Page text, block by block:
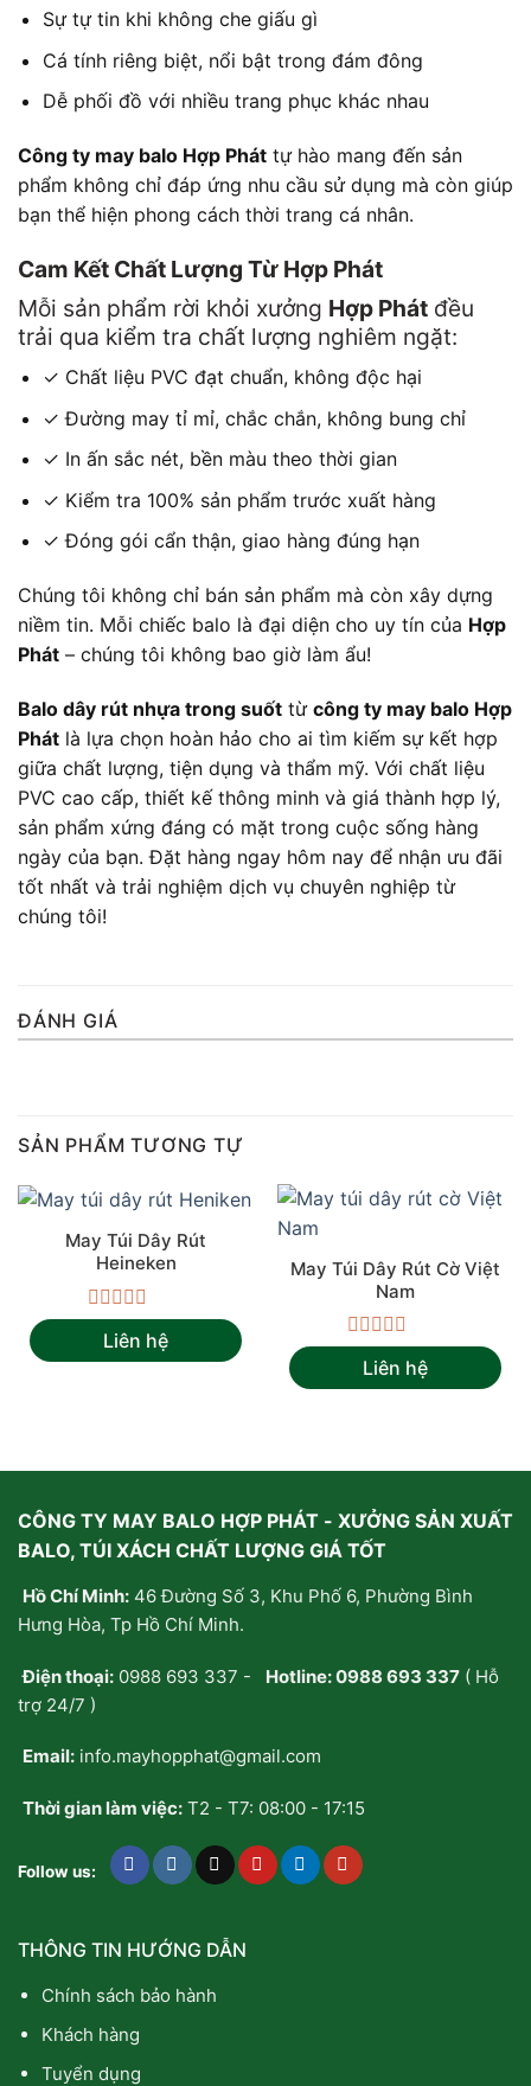
Sự tự tin khi không che giấu gì
Cá tính riêng biệt, nổi bật trong đám đông
Dễ phối đồ với nhiều trang phục khác nhau
Công ty may balo Hợp Phát tự hào mang đến sản
phẩm không chỉ đáp ứng nhu cầu sử dụng mà còn giúp
bạn thể hiện phong cách thời trang cá nhân.
Cam Kết Chất Lượng Từ Hợp Phát
Mỗi sản phẩm rời khỏi xưởng Hợp Phát đều
trải qua kiểm tra chất lượng nghiêm ngặt:
✓ Chất liệu PVC đạt chuẩn, không độc hại
✓ Đường may tỉ mỉ, chắc chắn, không bung chỉ
✓ In ấn sắc nét, bền màu theo thời gian
✓ Kiểm tra 100% sản phẩm trước xuất hàng
✓ Đóng gói cẩn thận, giao hàng đúng hạn
Chúng tôi không chỉ bán sản phẩm mà còn xây dựng
niềm tin. Mỗi chiếc balo là đại diện cho uy tín của Hợp
Phát – chúng tôi không bao giờ làm ẩu!
Balo dây rút nhựa trong suốt từ công ty may balo Hợp
Phát là lựa chọn hoàn hảo cho ai tìm kiếm sự kết hợp
giữa chất lượng, tiện dụng và thẩm mỹ. Với chất liệu
PVC cao cấp, thiết kế thông minh và giá thành hợp lý,
sản phẩm xứng đáng có mặt trong cuộc sống hàng
ngày của bạn. Đặt hàng ngay hôm nay để nhận ưu đãi
tốt nhất và trải nghiệm dịch vụ chuyên nghiệp từ
chúng tôi!
ĐÁNH GIÁ
SẢN PHẨM TƯƠNG TỰ
May Túi Dây Rút
Heineken
Được
xếp
hạng
Liên hệ
May Túi Dây Rút Cờ Việt
Nam
Được
xếp
hạng
Liên hệ
CÔNG TY MAY BALO HỢP PHÁT - XƯỞNG SẢN XUẤT
BALO, TÚI XÁCH CHẤT LƯỢNG GIÁ TỐT
Hồ Chí Minh: 46 Đường Số 3, Khu Phố 6, Phường Bình
Hưng Hòa, Tp Hồ Chí Minh.
Điện thoại: 0988 693 337 - Hotline:0988 693 337 ( Hỗ
trợ 24/7 )
Email: info.mayhopphat@gmail.com
Thời gian làm việc: T2 - T7: 08:00 - 17:15
Follow us:
THÔNG TIN HƯỚNG DẪN
Chính sách bảo hành
Khách hàng
Tuyển dụng